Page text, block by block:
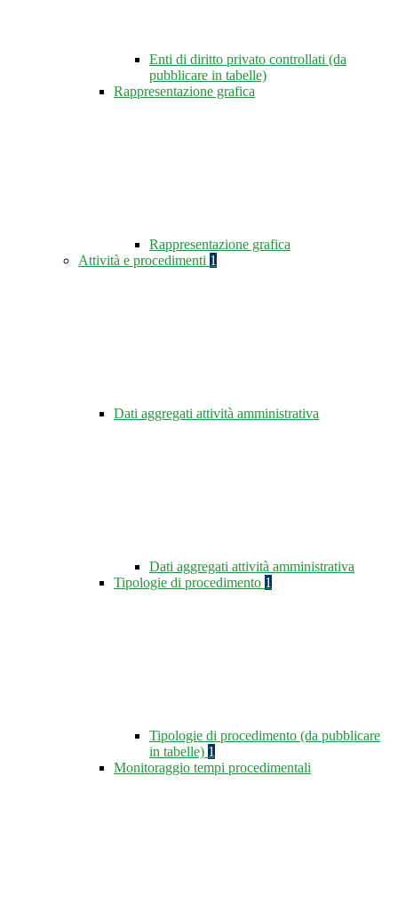
Enti di diritto privato controllati (da
pubblicare in tabelle)
Rappresentazione grafica
Rappresentazione grafica
Attività e procedimenti 1
Dati aggregati attività amministrativa
Dati aggregati attività amministrativa
Tipologie di procedimento 1
Tipologie di procedimento (da pubblicare
in tabelle) 1
Monitoraggio tempi procedimentali